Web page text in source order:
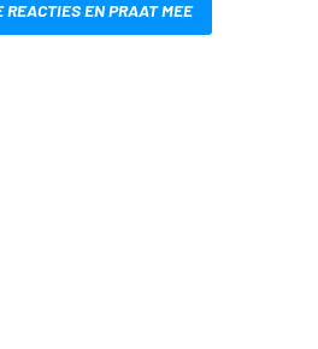
EN PRAAT MEE